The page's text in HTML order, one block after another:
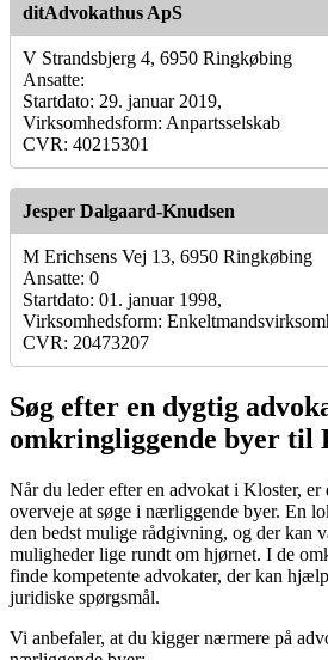
ditAdvokathus ApS
V Strandsbjerg 4, 6950 Ringkøbing
Ansatte:
Startdato: 29. januar 2019,
Virksomhedsform: Anpartsselskab
CVR: 40215301
Jesper Dalgaard-Knudsen
M Erichsens Vej 13, 6950 Ringkøbing
Ansatte: 0
Startdato: 01. januar 1998,
Virksomhedsform:
CVR: 20473207
Søg efter en dygtig
omkringliggende byer til
Når du leder efter en advokat i Kloster, er
overveje at søge i nærliggende byer. En
den bedst mulige rådgivning, og der kan
muligheder lige rundt om hjørnet. I de
finde kompetente advokater, der kan
juridiske spørgsmål.
Vi anbefaler, at du kigger nærmere på